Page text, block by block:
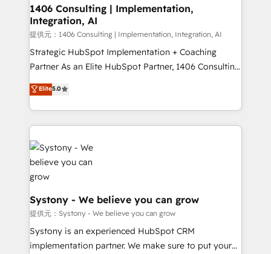
Portuguese, and English to design scalable strategies
that drive measurable growth. 🌎 Highlights: • 10+
years as a HubSpot partner. • 2023 Impact Awards:
Platform Migration Excellence. • Top 3 Partner of the
Year LATAM 2022, 2023, 2024, 2025. • Partner of the
tech global congress). 👉 Ready to scale your
business with HubSpot? Let Cebra’s experts help
1406 Consulting | Implementation,
Integration, AI
提供元：1406 Consulting | Implementation, Integration, AI
Strategic HubSpot Implementation + Coaching
Partner As an Elite HubSpot Partner, 1406 Consulting
helps mid-market revenue teams transform how
they sell, market, and serve. We don't just build your
HubSpot—we teach your team to own it, then stay
to help you keep winning. What We Do ⚙️ CRM
Implementations across Marketing, Sales, Service,
Data & Content 📈 Sales & Marketing Alignment +
Revenue Team Enablement 🤖 Breeze AI & Custom
Agent Creation 🔄 Custom Integrations & Data
Migration Why 1406 We become part of your team.
Your team learns while we build. We fix what others
broke. Built for mid-market reality—practical
solutions that work with your actual headcount and
Elite5.0
Systony - We believe you can grow
提供元：Systony - We believe you can grow
Systony is an experienced HubSpot CRM
implementation partner. We make sure to put your